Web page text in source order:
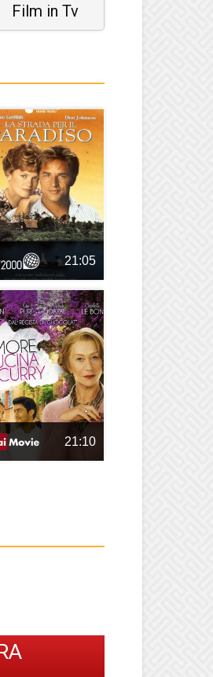
Film in Tv
21:05
21:10